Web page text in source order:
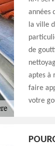
années
la ville
de
aptes à
faire
votre